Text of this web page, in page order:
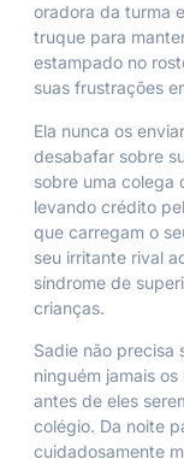
oradora da turma
truque para
estampado no
suas frustrações
Ela nunca os
desabafar sobre
sobre uma colega
levando crédito
que carregam o
seu irritante rival
síndrome de
crianças.
Sadie não precisa
ninguém jamais
antes de eles
colégio. Da noite
cuidadosamente